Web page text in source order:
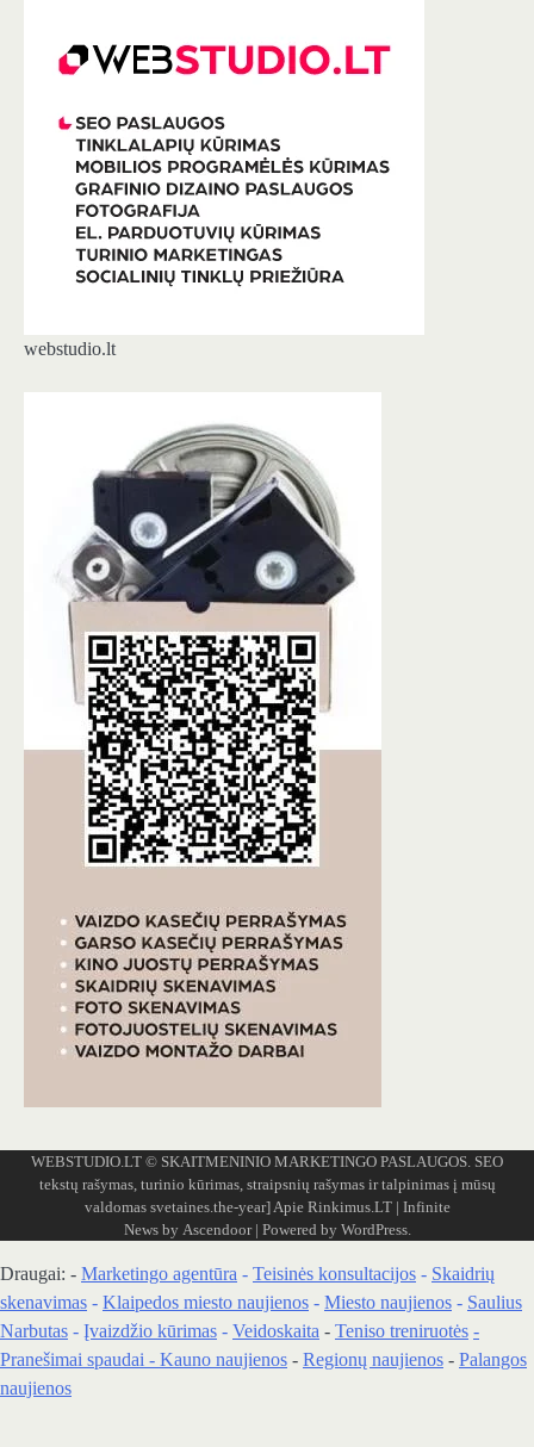
webstudio.lt
WEBSTUDIO.LT © SKAITMENINIO MARKETINGO PASLAUGOS. SEO
tekstų rašymas, turinio kūrimas, straipsnių rašymas ir talpinimas į mūsų
valdomas svetaines.the-year] Apie Rinkimus.LT| Infinite
News by Ascendoor| Powered by WordPress.
Draugai: - Marketingo agentūra - Teisinės konsultacijos - Skaidrių
skenavimas - Klaipedos miesto naujienos - Miesto naujienos - Saulius
Narbutas - Įvaizdžio kūrimas - Veidoskaita - Teniso treniruotės -
Pranešimai spaudai - Kauno naujienos - Regionų naujienos - Palangos
naujienos